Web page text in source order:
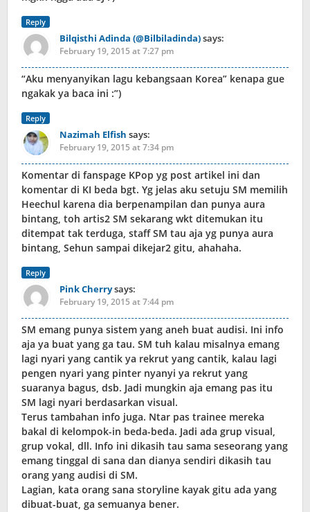
Reply
Bilqisthi Adinda (@Bilbiladinda)says:
February 19, 2015 at 7:27 pm
“Aku menyanyikan lagu kebangsaan Korea” kenapa gue
ngakak ya baca ini :”)
Reply
Nazimah Elfish says:
February 19, 2015 at 7:34 pm
Komentar di fanspage KPop yg post artikel ini dan
komentar di KI beda bgt. Yg jelas aku setuju SM memilih
Heechul karena dia berpenampilan dan punya aura
bintang, toh artis2 SM sekarang wkt ditemukan itu
ditempat tak terduga, staff SM tau aja yg punya aura
bintang, Sehun sampai dikejar2 gitu, ahahaha.
Reply
Pink Cherrysays:
February 19, 2015 at 7:44 pm
SM emang punya sistem yang aneh buat audisi. Ini info
aja ya buat yang ga tau. SM tuh kalau misalnya emang
lagi nyari yang cantik ya rekrut yang cantik, kalau lagi
pengen nyari yang pinter nyanyi ya rekrut yang
suaranya bagus, dsb. Jadi mungkin aja emang pas itu
SM lagi nyari berdasarkan visual.
Terus tambahan info juga. Ntar pas trainee mereka
bakal di kelompok-in beda-beda. Jadi ada grup visual,
grup vokal, dll. Info ini dikasih tau sama seseorang yang
emang tinggal di sana dan dianya sendiri dikasih tau
orang yang audisi di SM.
Lagian, kata orang sana storyline kayak gitu ada yang
dibuat-buat, ga semuanya bener.